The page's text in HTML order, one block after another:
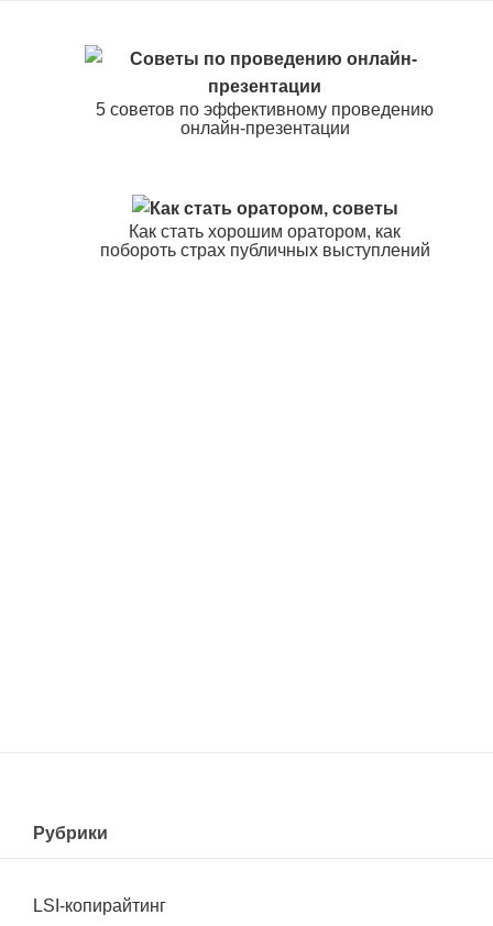
5 советов по эффективному проведению
онлайн-презентации
Как стать хорошим оратором, как
побороть страх публичных выступлений
Рубрики
LSI-копирайтинг